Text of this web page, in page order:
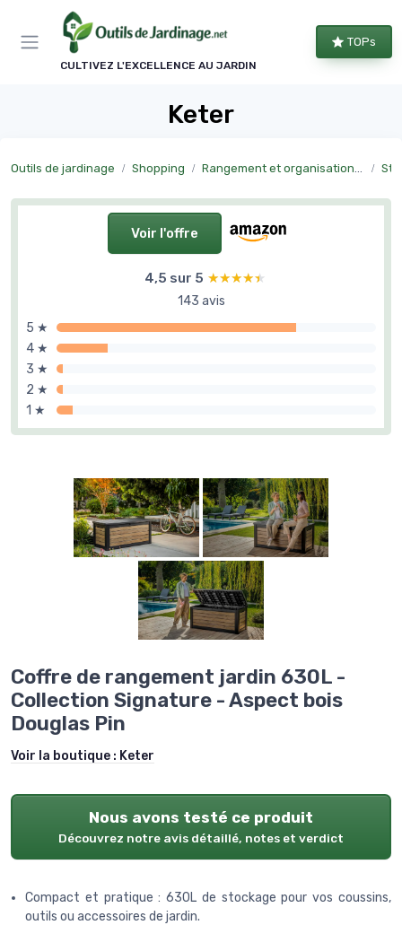
CULTIVEZ L'EXCELLENCE AU JARDIN
TOPs
Keter
Outils de jardinage Shopping Rangement et organisation du jardin
Voir l'offre
4,5 sur 5 ★★★★★
★★★★★
143 avis
5 ★
4 ★
3 ★
2 ★
1 ★
Coffre de rangement jardin 630L -
Collection Signature - Aspect bois
Douglas Pin
Voir la boutique : Keter
Nous avons testé ce produit
Découvrez notre avis détaillé, notes et verdict
Compact et pratique : 630L de stockage pour vos coussins,
outils ou accessoires de jardin.
Panneau de gestion des cookies